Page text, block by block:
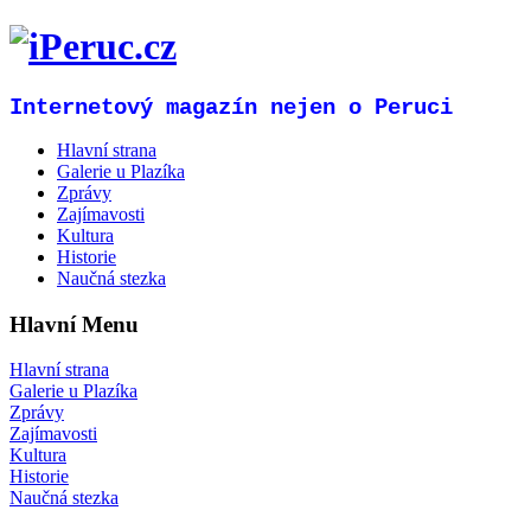
Internetový magazín nejen o Peruci
Hlavní strana
Galerie u Plazíka
Zprávy
Zajímavosti
Kultura
Historie
Naučná stezka
Hlavní Menu
Hlavní strana
Galerie u Plazíka
Zprávy
Zajímavosti
Kultura
Historie
Naučná stezka